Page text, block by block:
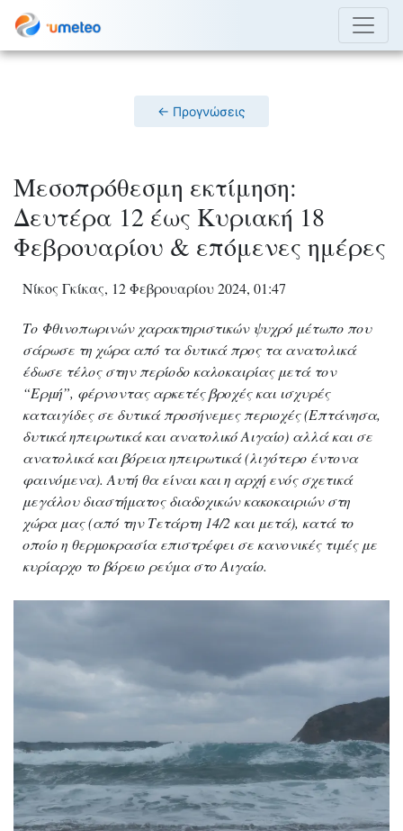
← Προγνώσεις
Μεσοπρόθεσμη εκτίμηση:
Δευτέρα 12 έως Κυριακή 18
Φεβρουαρίου & επόμενες ημέρες
Νίκος Γκίκας, 12 Φεβρουαρίου 2024, 01:47
Το Φθινοπωρινών χαρακτηριστικών ψυχρό μέτωπο που
σάρωσε τη χώρα από τα δυτικά προς τα ανατολικά
έδωσε τέλος στην περίοδο καλοκαιρίας μετά τον
“Ερμή”, φέρνοντας αρκετές βροχές και ισχυρές
καταιγίδες σε δυτικά προσήνεμες περιοχές (Επτάνησα,
δυτικά ηπειρωτικά και ανατολικό Αιγαίο) αλλά και σε
ανατολικά και βόρεια ηπειρωτικά (λιγότερο έντονα
φαινόμενα). Αυτή θα είναι και η αρχή ενός σχετικά
μεγάλου διαστήματος διαδοχικών κακοκαιριών στη
χώρα μας (από την Τετάρτη 14/2 και μετά), κατά το
οποίο η θερμοκρασία επιστρέφει σε κανονικές τιμές με
κυρίαρχο το βόρειο ρεύμα στο Αιγαίο.